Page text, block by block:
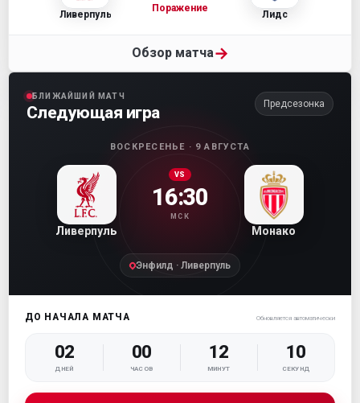
Ливерпуль
Поражение
Лидс
Обзор матча→
БЛИЖАЙШИЙ МАТЧ
Следующая игра Предсезонка
ВОСКРЕСЕНЬЕ · 9 АВГУСТА
Ливерпуль
VS
16:30
МСК
Монако
Энфилд · Ливерпуль
ДО НАЧАЛА МАТЧА Обновляется автоматически
02
ДНЕЙ
00
ЧАСОВ
12
МИНУТ
08
СЕКУНД